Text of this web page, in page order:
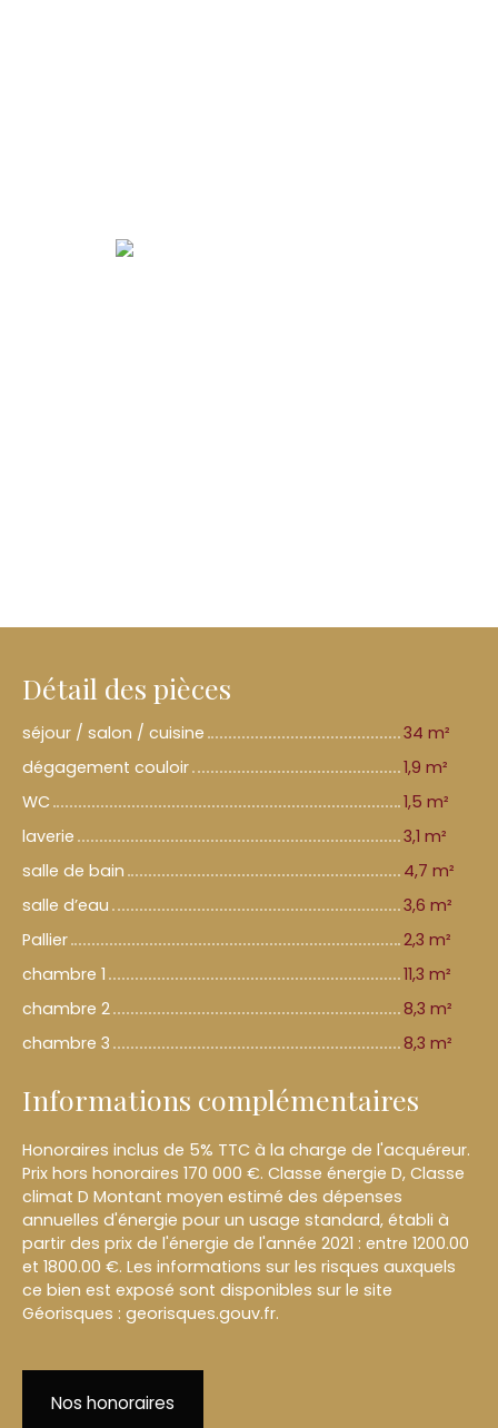
Détail des pièces
séjour / salon / cuisine
34 m²
dégagement couloir
1,9 m²
WC
1,5 m²
laverie
3,1 m²
salle de bain
4,7 m²
salle d’eau
3,6 m²
Pallier
2,3 m²
chambre 1
11,3 m²
chambre 2
8,3 m²
chambre 3
8,3 m²
Informations complémentaires
Honoraires inclus de 5% TTC à la charge de l'acquéreur.
Prix hors honoraires 170 000 €. Classe énergie D, Classe
climat D Montant moyen estimé des dépenses
annuelles d'énergie pour un usage standard, établi à
partir des prix de l'énergie de l'année 2021 : entre 1200.00
et 1800.00 €. Les informations sur les risques auxquels
ce bien est exposé sont disponibles sur le site
Géorisques : georisques.gouv.fr.
Nos honoraires